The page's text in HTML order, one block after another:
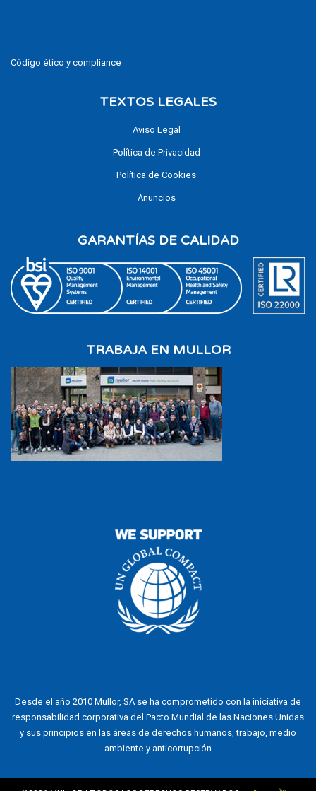
Código ético y compliance
TEXTOS LEGALES
Aviso Legal
Política de Privacidad
Política de Cookies
Anuncios
GARANTÍAS DE CALIDAD
TRABAJA EN MULLOR
Desde el año 2010 Mullor, SA se ha comprometido con la iniciativa de
responsabilidad corporativa del Pacto Mundial de las Naciones Unidas
y sus principios en las áreas de derechos humanos, trabajo, medio
ambiente y anticorrupción